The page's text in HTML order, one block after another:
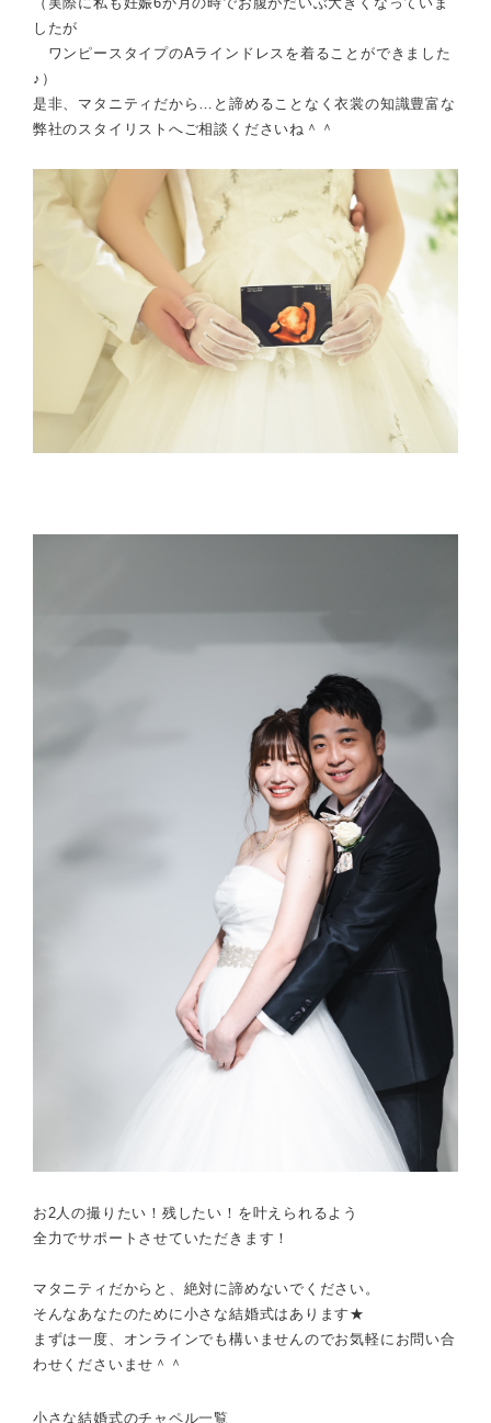
したが
ワンピースタイプのAラインドレスを着ることができました
♪）
是非、 マタニティだから…と諦めることなく衣裳の知識豊富な
弊社のスタイリストへご相談くださいね＾＾
お2人の撮りたい！残したい！ を叶えられるよう
全力でサポートさせていただきます！
マタニティだからと、絶対に諦めないでください。
そんなあなたのために小さな結婚式はあります★
まずは一度、オンラインでも構いませんのでお気軽にお問い合
わせくださいませ＾＾
小さな結婚式のチャペル一覧